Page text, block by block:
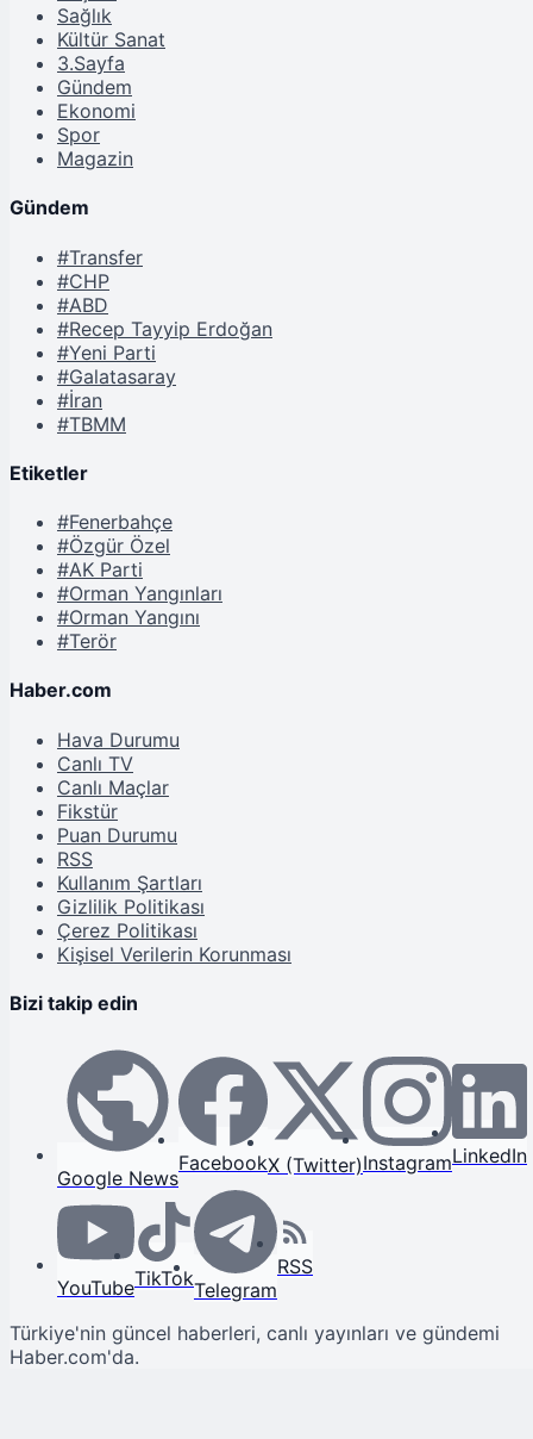
Sağlık
Kültür Sanat
3.Sayfa
Gündem
Ekonomi
Spor
Magazin
Gündem
#Transfer
#CHP
#ABD
#Recep Tayyip Erdoğan
#Yeni Parti
#Galatasaray
#İran
#TBMM
Etiketler
#Fenerbahçe
#Özgür Özel
#AK Parti
#Orman Yangınları
#Orman Yangını
#Terör
Haber.com
Hava Durumu
Canlı TV
Canlı Maçlar
Fikstür
Puan Durumu
RSS
Kullanım Şartları
Gizlilik Politikası
Çerez Politikası
Kişisel Verilerin Korunması
Bizi takip edin
Google News
FacebookX (Twitter)InstagramLinkedIn
YouTubeTikTokTelegram
RSS
Türkiye'nin güncel haberleri, canlı yayınları ve gündemi
Haber.com'da.